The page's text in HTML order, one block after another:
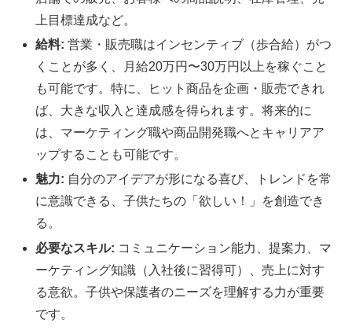
上目標達成など。
給料: 営業・販売職はインセンティブ（歩合給）がつ
くことが多く、月給20万円〜30万円以上を稼ぐこと
も可能です。特に、ヒット商品を企画・販売できれ
ば、大きな収入と達成感を得られます。将来的に
は、マーケティング職や商品開発職へとキャリアア
ップすることも可能です。
魅力: 自分のアイデアが形になる喜び、トレンドを常
に意識できる、子供たちの「欲しい！」を創造でき
る。
必要なスキル: コミュニケーション能力、提案力、マ
ーケティング知識（入社後に習得可）、売上に対す
る意欲。子供や保護者のニーズを理解する力が重要
です。